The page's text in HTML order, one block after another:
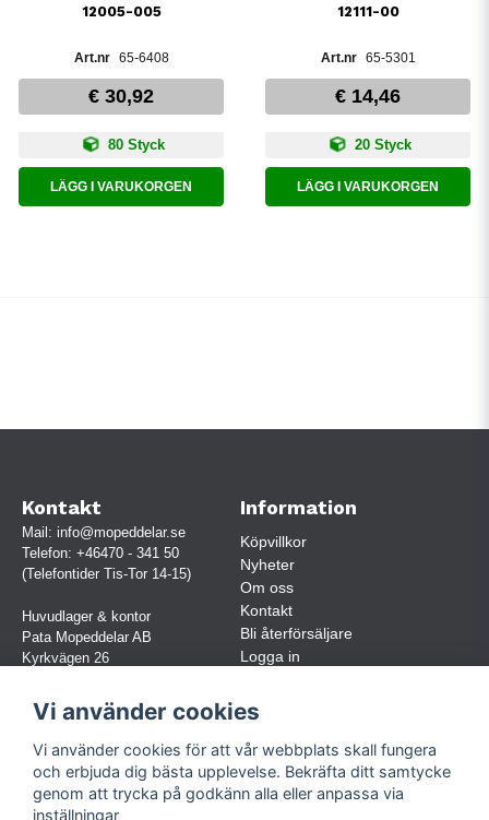
12005-005
65-6408
€ 30,92
80 Styck
LÄGG I VARUKORGEN
12111-00
65-5301
€ 14,46
20 Styck
LÄGG I VARUKORGEN
Kontakt
Mail: info@mopeddelar.se
Telefon: +46470 - 341 50
(Telefontider Tis-Tor 14-15)
Huvudlager & kontor
Pata Mopeddelar AB
Kyrkvägen 26
(OBS. Endast förbokade besök)
Org.nr:
559030-5248
Jur. namn: Pata Mopeddelar AB
Information
Köpvillkor
Nyheter
Om oss
Kontakt
Bli återförsäljare
Logga in
Vi använder cookies
Vi använder cookies för att vår webbplats skall fungera
och erbjuda dig bästa upplevelse. Bekräfta ditt samtycke
genom att trycka på godkänn alla eller anpassa via
inställningar